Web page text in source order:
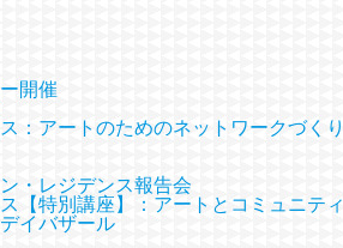
開催
：アートのためのネットワークづくり
・レジデンス報告会
【特別講座】：アートとコミュニティ
イバザール